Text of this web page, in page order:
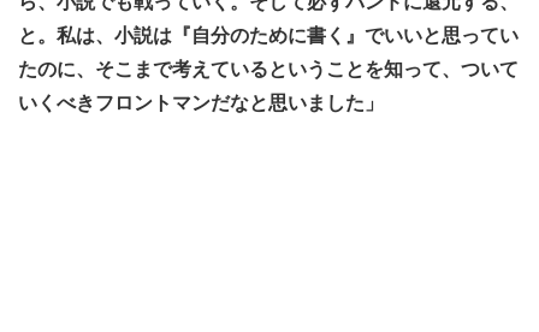
と。私は、小説は『自分のために書く』でいいと思ってい
たのに、そこまで考えているということを知って、ついて
いくべきフロントマンだなと思いました」